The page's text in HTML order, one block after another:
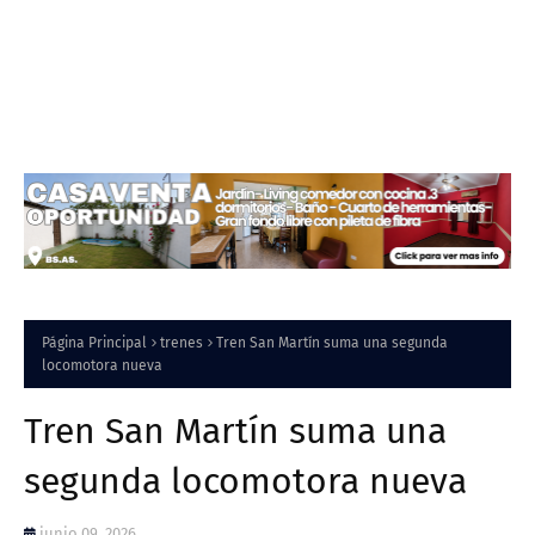
Página Principal trenes
Tren San Martín suma una segunda
locomotora nueva
Tren San Martín suma una
segunda locomotora nueva